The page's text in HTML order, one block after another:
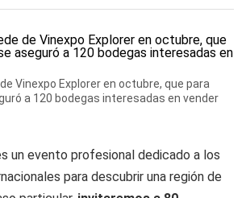
Vinexpo Explorer en octubre, que para
a 120 bodegas interesadas en vender
un evento profesional dedicado a los
para descubrir una región de